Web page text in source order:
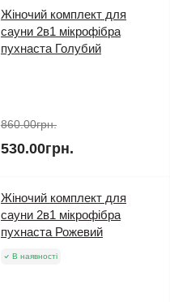
Жіночий комплект для
сауни 2в1 мікрофібра
пухнаста Голубий
860.00грн.
530.00грн.
Жіночий комплект для
сауни 2в1 мікрофібра
пухнаста Рожевий
В наявності